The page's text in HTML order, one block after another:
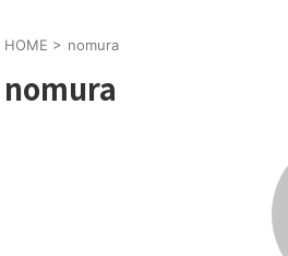
HOME > nomura
nomura